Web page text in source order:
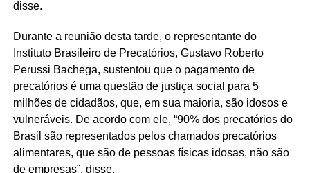
disse.
Durante a reunião desta tarde, o representante do
Instituto Brasileiro de Precatórios, Gustavo Roberto
Perussi Bachega, sustentou que o pagamento de
precatórios é uma questão de justiça social para 5
milhões de cidadãos, que, em sua maioria, são idosos e
vulneráveis. De acordo com ele, “90% dos precatórios do
Brasil são representados pelos chamados precatórios
alimentares, que são de pessoas físicas idosas, não são
de empresas”, disse.